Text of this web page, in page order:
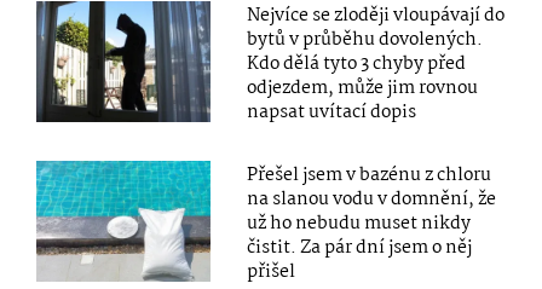
Nejvíce se zloději vloupávají do
bytů v průběhu dovolených.
Kdo dělá tyto 3 chyby před
odjezdem, může jim rovnou
napsat uvítací dopis
Přešel jsem v bazénu z chloru
na slanou vodu v domnění, že
už ho nebudu muset nikdy
čistit. Za pár dní jsem o něj
přišel